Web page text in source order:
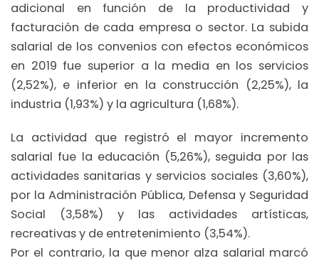
adicional en función de la productividad y
facturación de cada empresa o sector. La subida
salarial de los convenios con efectos económicos
en 2019 fue superior a la media en los servicios
(2,52%), e inferior en la construcción (2,25%), la
industria (1,93%) y la agricultura (1,68%).
La actividad que registró el mayor incremento
salarial fue la educación (5,26%), seguida por las
actividades sanitarias y servicios sociales (3,60%),
por la Administración Pública, Defensa y Seguridad
Social (3,58%) y las actividades artísticas,
recreativas y de entretenimiento (3,54%).
Por el contrario, la que menor alza salarial marcó